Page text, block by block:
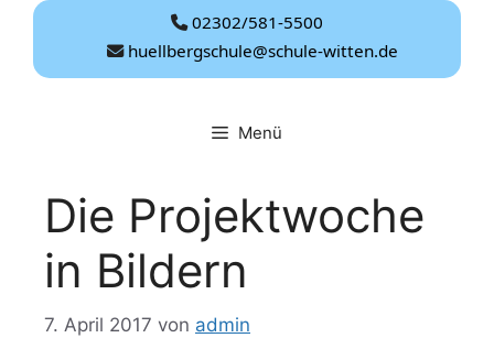
Zum
springen
02302/581-5500
huellbergschule@schule-witten.de
Menü
Die Projektwoche
in Bildern
7. April 2017 von admin